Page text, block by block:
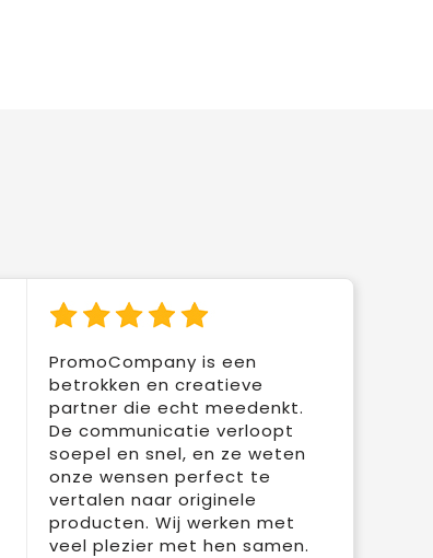
PromoCompany is een
betrokken en creatieve
partner die echt meedenkt.
De communicatie verloopt
soepel en snel, en ze weten
onze wensen perfect te
vertalen naar originele
producten. Wij werken met
veel plezier met hen samen.